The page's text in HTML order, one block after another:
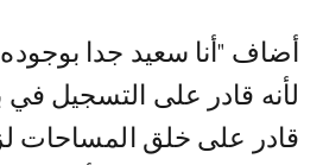
أضاف "أنا سعيد جدا
لأنه قادر على التسجيل في
قادر على خلق المساحات